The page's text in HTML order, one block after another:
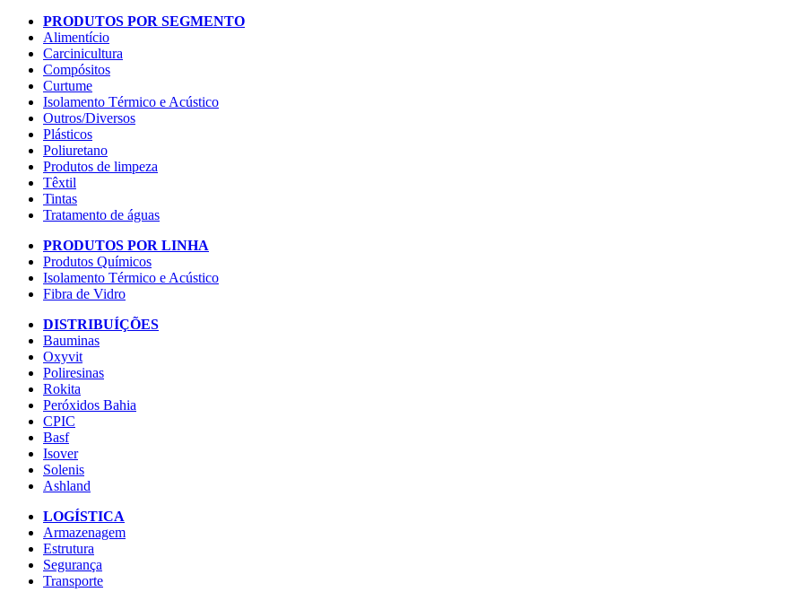
PRODUTOS POR SEGMENTO
Alimentício
Carcinicultura
Compósitos
Curtume
Isolamento Térmico e Acústico
Outros/Diversos
Plásticos
Poliuretano
Produtos de limpeza
Têxtil
Tintas
Tratamento de águas
PRODUTOS POR LINHA
Produtos Químicos
Isolamento Térmico e Acústico
Fibra de Vidro
DISTRIBUÍÇÕES
Bauminas
Oxyvit
Poliresinas
Rokita
Peróxidos Bahia
CPIC
Basf
Isover
Solenis
Ashland
LOGÍSTICA
Armazenagem
Estrutura
Segurança
Transporte